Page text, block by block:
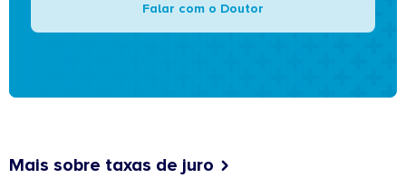
Falar com o Doutor
Mais sobre taxas de juro